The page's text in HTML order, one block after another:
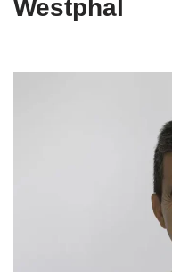
Westphal